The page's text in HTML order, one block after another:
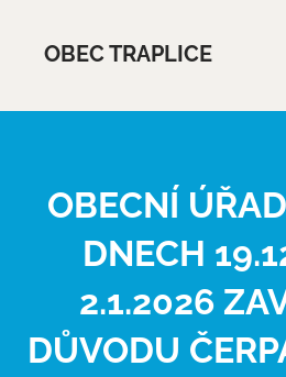
OBEC TRAPLICE
OBECNÍ
DNECH
2.1.2026
DŮVODU